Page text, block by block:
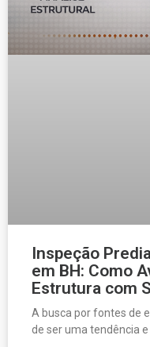
Inspeção
em BH: Como
Estrutura com
A busca por fontes de
de ser uma tendência